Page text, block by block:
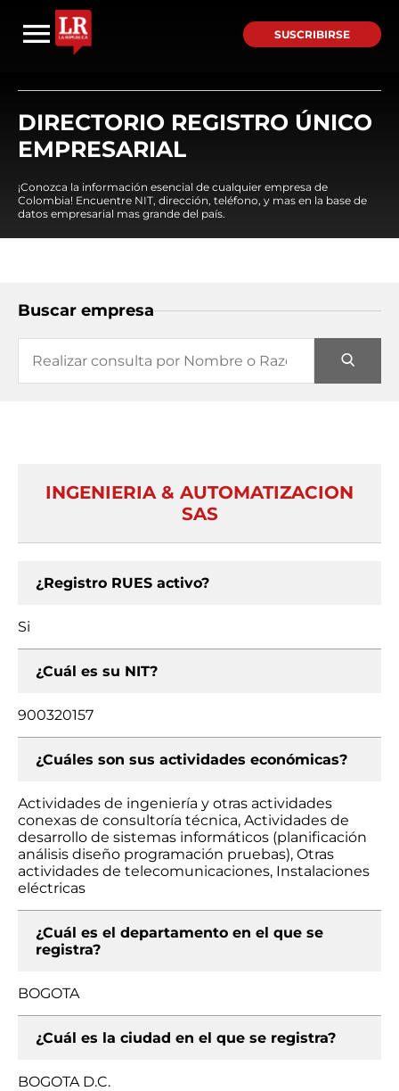
SUSCRIBIRSE
DIRECTORIO REGISTRO ÚNICO
EMPRESARIAL
¡Conozca la información esencial de cualquier empresa de
Colombia! Encuentre NIT, dirección, teléfono, y mas en la base de
datos empresarial mas grande del país.
Buscar empresa
INGENIERIA & AUTOMATIZACION
SAS
¿Registro RUES activo?
Si
¿Cuál es su NIT?
900320157
¿Cuáles son sus actividades económicas?
Actividades de ingeniería y otras actividades
conexas de consultoría técnica, Actividades de
desarrollo de sistemas informáticos (planificación
análisis diseño programación pruebas), Otras
actividades de telecomunicaciones, Instalaciones
eléctricas
¿Cuál es el departamento en el que se
registra?
BOGOTA
¿Cuál es la ciudad en el que se registra?
BOGOTA D.C.